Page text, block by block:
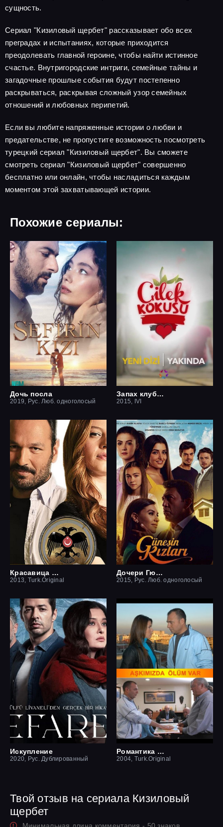
сущность.
Сериал "Кизиловый щербет" рассказывает обо всех
преградах и испытаниях, которые приходится
преодолевать главной героине, чтобы найти истинное
счастье. Внутригородские интриги, семейные тайны и
загадочные прошлые события будут постепенно
раскрываться, раскрывая сложный узор семейных
отношений и любовных перипетий.
Если вы любите напряженные истории о любви и
предательстве, не пропустите возможность посмотреть
турецкий сериал "Кизиловый щербет". Вы сможете
смотреть сериал "Кизиловый щербет" совершенно
бесплатно или онлайн, чтобы насладиться каждым
моментом этой захватывающей истории.
Похожие сериалы:
Дочь посла
2019, Рус. Люб. одноголосый
Запах клубники
2015, IVI
Красавица и чудовище
2013, Turk.Original
Дочери Гюнеш
2015, Рус. Люб. одноголосый
Искупление
2020, Рус. Дублированный
Романтика смерти
2004, Turk.Original
Твой отзыв на сериала Кизиловый
щербет